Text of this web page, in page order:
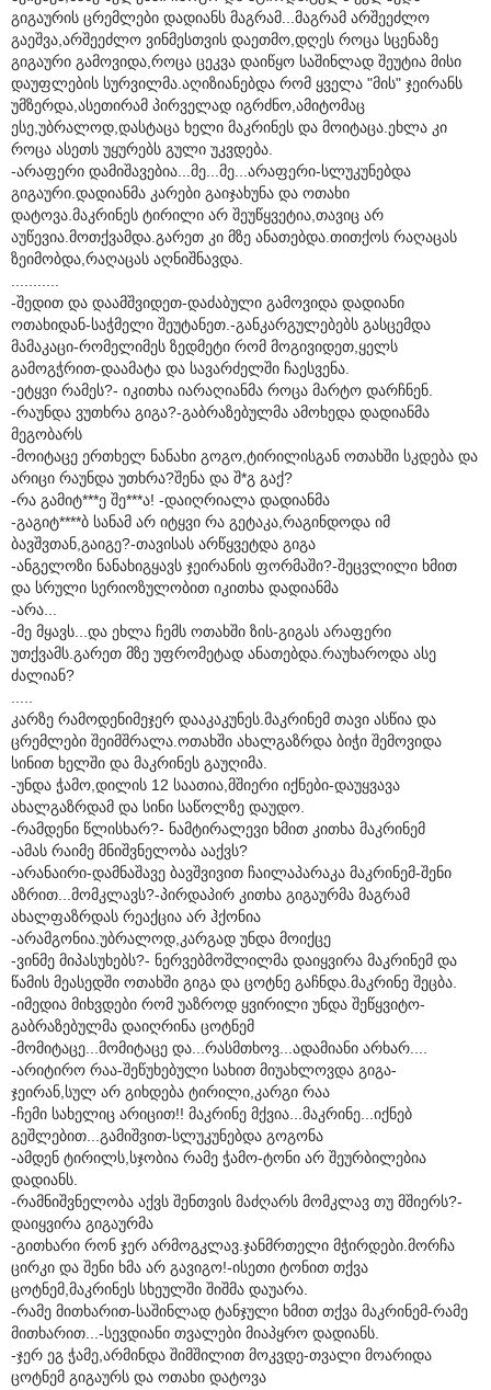
გიგაურის ცრემლები დადიანს მაგრამ...მაგრამ არშეეძლო
გაეშვა,არშეეძლო ვინმესთვის დაეთმო,დღეს როცა სცენაზე
გიგაური გამოვიდა,როცა ცეკვა დაიწყო საშინლად შეუტია მისი
დაუფლების სურვილმა.აღიზიანებდა რომ ყველა "მის" ჯეირანს
უმზერდა,ასეთირამ პირველად იგრძნო,ამიტომაც
ესე,უბრალოდ,დასტაცა ხელი მაკრინეს და მოიტაცა.ეხლა კი
როცა ასეთს უყურებს გული უკვდება.
-არაფერი დამიშავებია...მე...მე...არაფერი-სლუკუნებდა
გიგაური.დადიანმა კარები გაიჯახუნა და ოთახი
დატოვა.მაკრინეს ტირილი არ შეუწყვეტია,თავიც არ
აუწევია.მოთქვამდა.გარეთ კი მზე ანათებდა.თითქოს რაღაცას
ზეიმობდა,რაღაცას აღნიშნავდა.
-შედით და დაამშვიდეთ-დაძაბული გამოვიდა დადიანი
ოთახიდან-საჭმელი შეუტანეთ.-განკარგულებებს გასცემდა
მამაკაცი-რომელიმეს ზედმეტი რომ მოგივიდეთ,ყელს
გამოგჭრით-დაამატა და სავარძელში ჩაესვენა.
-ეტყვი რამეს?- იკითხა იარაღიანმა როცა მარტო დარჩნენ.
-რაუნდა ვუთხრა გიგა?-გაბრაზებულმა ამოხედა დადიანმა
მეგობარს
-მოიტაცე ერთხელ ნანახი გოგო,ტირილისგან ოთახში სკდება და
არიცი რაუნდა უთხრა?შენა და შ*გ გაქ?
-რა გამიტ***ე შე***ა! -დაიღრიალა დადიანმა
-გაგიტ****ბ სანამ არ იტყვი რა გეტაკა,რაგინდოდა იმ
ბავშვთან,გაიგე?-თავისას არწყვეტდა გიგა
-ანგელოზი ნანახიგყავს ჯეირანის ფორმაში?-შეცვლილი ხმით
და სრული სერიოზულობით იკითხა დადიანმა
-არა...
-მე მყავს...და ეხლა ჩემს ოთახში ზის-გიგას არაფერი
უთქვამს.გარეთ მზე უფრომეტად ანათებდა.რაუხაროდა ასე
ძალიან?
კარზე რამოდენიმეჯერ დააკაკუნეს.მაკრინემ თავი ასწია და
ცრემლები შეიმშრალა.ოთახში ახალგაზრდა ბიჭი შემოვიდა
სინით ხელში და მაკრინეს გაუღიმა.
-უნდა ჭამო,დილის 12 საათია,მშიერი იქნები-დაუყვავა
ახალგაზრდამ და სინი საწოლზე დაუდო.
-რამდენი წლისხარ?- ნამტირალევი ხმით კითხა მაკრინემ
-ამას რაიმე მნიშვნელობა ააქვს?
-არანაირი-დამნაშავე ბავშვივით ჩაილაპარაკა მაკრინემ-შენი
აზრით...მომკლავს?-პირდაპირ კითხა გიგაურმა მაგრამ
ახალფაზრდას რეაქცია არ ჰქონია
-არამგონია.უბრალოდ,კარგად უნდა მოიქცე
-ვინმე მიპასუხებს?- ნერვებმოშლილმა დაიყვირა მაკრინემ და
წამის მეასედში ოთახში გიგა და ცოტნე გაჩნდა.მაკრინე შეცბა.
-იმედია მიხვდები რომ უაზროდ ყვირილი უნდა შეწყვიტო-
გაბრაზებულმა დაიღრინა ცოტნემ
-მომიტაცე...მომიტაცე და...რასმთხოვ...ადამიანი არხარ....
-არიტირო რაა-შეწუხებული სახით მიუახლოვდა გიგა-
ჯეირან,სულ არ გიხდება ტირილი,კარგი რაა
-ჩემი სახელიც არიცით!! მაკრინე მქვია...მაკრინე...იქნებ
გეშლებით...გამიშვით-სლუკუნებდა გოგონა
-ამდენ ტირილს,სჯობია რამე ჭამო-ტონი არ შეურბილებია
დადიანს.
-რამნიშვნელობა აქვს შენთვის მაძღარს მომკლავ თუ მშიერს?-
დაიყვირა გიგაურმა
-გითხარი რონ ჯერ არმოგკლავ.ჯანმრთელი მჭირდები.მორჩა
ცირკი და შენი ხმა არ გავიგო!-ისეთი ტონით თქვა
ცოტნემ,მაკრინეს სხეულში შიშმა დაუარა.
-რამე მითხარით-საშინლად ტანჯული ხმით თქვა მაკრინემ-რამე
მითხარით...-სევდიანი თვალები მიაპყრო დადიანს.
-ჯერ ეგ ჭამე,არმინდა შიმშილით მოკვდე-თვალი მოარიდა
ცოტნემ გიგაურს და ოთახი დატოვა